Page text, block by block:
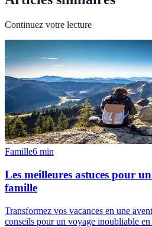
Continuez votre lecture
Famille6 min
Les meilleures astuces pour
famille
Transformez vos vacances en une
conseils pour un voyage inoubliable